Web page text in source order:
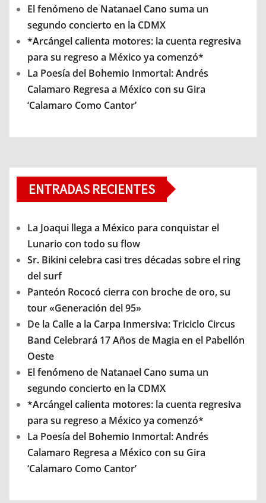
El fenómeno de Natanael Cano suma un
segundo concierto en la CDMX
*Arcángel calienta motores: la cuenta regresiva
para su regreso a México ya comenzó*
La Poesía del Bohemio Inmortal: Andrés
Calamaro Regresa a México con su Gira
‘Calamaro Como Cantor’
ENTRADAS RECIENTES
La Joaqui llega a México para conquistar el
Lunario con todo su flow
Sr. Bikini celebra casi tres décadas sobre el ring
del surf
Panteón Rococó cierra con broche de oro, su
tour «Generación del 95»
De la Calle a la Carpa Inmersiva: Triciclo Circus
Band Celebrará 17 Años de Magia en el Pabellón
Oeste
El fenómeno de Natanael Cano suma un
segundo concierto en la CDMX
*Arcángel calienta motores: la cuenta regresiva
para su regreso a México ya comenzó*
La Poesía del Bohemio Inmortal: Andrés
Calamaro Regresa a México con su Gira
‘Calamaro Como Cantor’